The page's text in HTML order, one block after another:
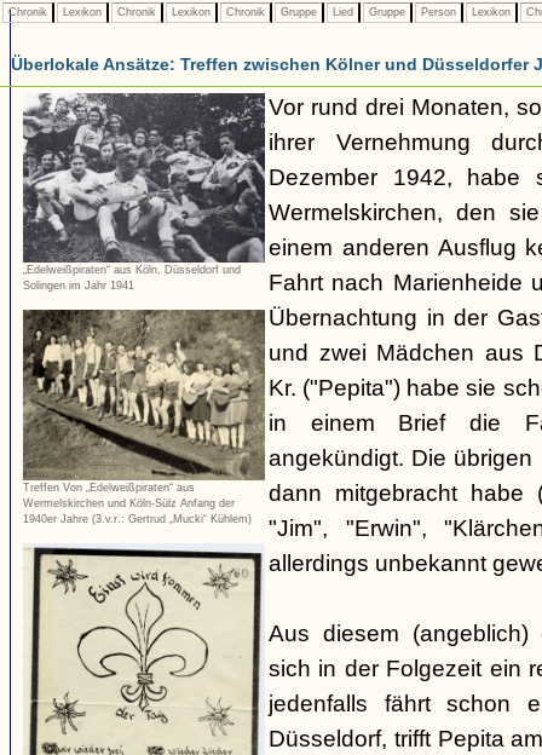
Chronik Lexikon Chronik Lexikon Chronik Gruppe Lied Gruppe Person Lexikon
Überlokale Ansätze: Treffen zwischen Kölner und Düsseldorfer
„Edelweißpiraten“ aus Köln, Düsseldorf und
Solingen im Jahr 1941
Treffen Von „Edelweißpiraten“ aus
Wermelskirchen und Köln-Sülz Anfang der
1940er Jahre (3.v.r.: Gertrud „Mucki“ Kühlem)
Vor rund drei Monaten,
ihrer Vernehmung
Dezember 1942,
Wermelskirchen, den
einem anderen Ausflug
Fahrt nach Marienheide
Übernachtung in der
und zwei Mädchen aus
Kr. ("Pepita") habe sie
in einem Brief die
angekündigt. Die
dann mitgebracht habe
"Jim", "Erwin",
allerdings unbekannt
Aus diesem (angeblich)
sich in der Folgezeit ein
jedenfalls fährt schon
Düsseldorf, trifft Pepita